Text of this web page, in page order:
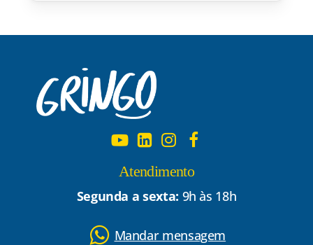
Atendimento
Segunda a sexta: 9h às 18h
Mandar mensagem